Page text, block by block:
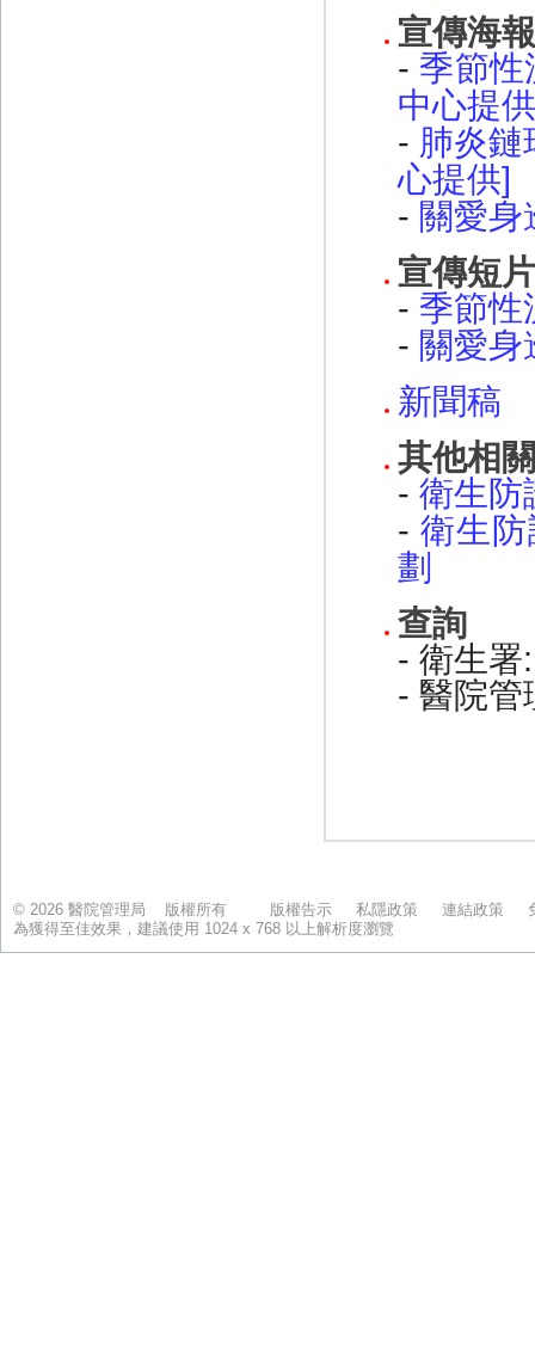
© 2026 醫院管理局 版權所有 版權告示 私隱政策 連結政策
為獲得至佳效果，建議使用 1024 x 768 以上解析度瀏覽